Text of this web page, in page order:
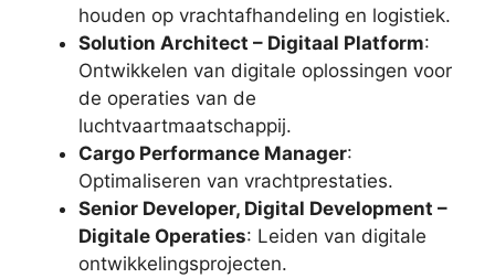
houden op vrachtafhandeling en logistiek.
Solution Architect – Digitaal Platform:
Ontwikkelen van digitale oplossingen voor
de operaties van de
luchtvaartmaatschappij.
Cargo Performance Manager:
Optimaliseren van vrachtprestaties.
Senior Developer, Digital Development –
Digitale Operaties: Leiden van digitale
ontwikkelingsprojecten.